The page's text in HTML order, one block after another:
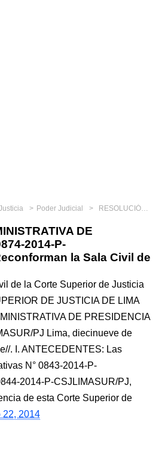
Poder Judicial RESOLUCIÓN ADMINISTRATIVA DE PRESIDENCIA N° 0874-2014-P-CSJLIMASUR/PJ Reconforman la Sala Civil de
DE
2014-P-
la Sala Civil de
de la Corte Superior de Justicia
DE JUSTICIA DE LIMA
DE PRESIDENCIA
PJ Lima, diecinueve de
. I. ANTECEDENTES: Las
N° 0843-2014-P-
2014-P-CSJLIMASUR/PJ,
de esta Corte Superior de
22, 2014